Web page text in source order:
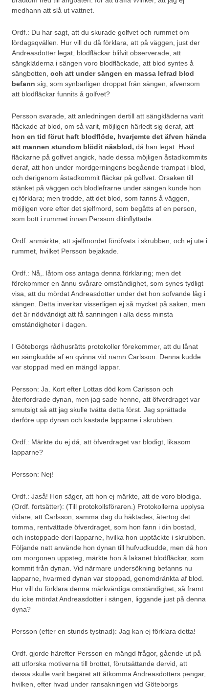
medhann att slå ut vattnet.
Ordf.: Du har sagt, att du skurade golfvet och rummet om
lördagsqvällen. Hur vill du då förklara, att på väggen, just der
Andreasdotter legat, blodfläckar blifvit observerade, att
sängkläderna i sängen voro blodfläckade, att blod syntes å
sängbotten, och att under sängen en massa lefrad blod
befann sig, som synbarligen droppat från sängen, äfvensom
att blodfläckar funnits å golfvet?
Persson svarade, att anledningen dertill att sängkläderna varit
fläckade af blod, om så varit, möjligen härledt sig deraf, att
hon en tid förut haft blodflöde, hvarjemte det äfven hända
att mannen stundom blödit näsblod, då han legat. Hvad
fläckarne på golfvet angick, hade dessa möjligen åstadkommits
deraf, att hon under mordgerningens begående trampat i blod,
och derigenom åstadkommit fläckar på golfvet. Orsaken till
stänket på väggen och blodlefrarne under sängen kunde hon
ej förklara; men trodde, att det blod, som fanns å väggen,
möjligen vore efter det sjelfmord, som begåtts af en person,
som bott i rummet innan Persson ditinflyttade.
Ordf. anmärkte, att sjelfmordet föröfvats i skrubben, och ej ute i
rummet, hvilket Persson bejakade.
Ordf.: Nå,. låtom oss antaga denna förklaring; men det
förekommer en ännu svårare omständighet, som synes tydligt
visa, att du mördat Andreasdotter under det hon sofvande låg i
sängen. Detta inverkar visserligen ej så mycket på saken, men
det är nödvändigt att få sanningen i alla dess minsta
omständigheter i dagen.
I Göteborgs rådhusrätts protokoller förekommer, att du lånat
en sängkudde af en qvinna vid namn Carlsson. Denna kudde
var stoppad med en mängd lappar.
Persson: Ja. Kort efter Lottas död kom Carlsson och
återfordrade dynan, men jag sade henne, att öfverdraget var
smutsigt så att jag skulle tvätta detta först. Jag sprättade
derföre upp dynan och kastade lapparne i skrubben.
Ordf.: Märkte du ej då, att öfverdraget var blodigt, likasom
lapparne?
Persson: Nej!
Ordf.: Jaså! Hon säger, att hon ej märkte, att de voro blodiga.
(Ordf. fortsätter): (Till protokollsföraren.) Protokollerna upplysa
vidare, att Carlsson, samma dag du häktades, återtog det
tomma, rentvättade öfverdraget, som hon fann i din bostad,
och instoppade deri lapparne, hvilka hon upptäckte i skrubben.
Följande natt använde hon dynan till hufvudkudde, men då hon
om morgonen uppsteg, märkte hon å lakanet blodfläckar, som
kommit från dynan. Vid närmare undersökning befanns nu
lapparne, hvarmed dynan var stoppad, genomdränkta af blod.
Hur vill du förklara denna märkvärdiga omständighet, så framt
du icke mördat Andreasdotter i sängen, liggande just på denna
dyna?
Persson (efter en stunds tystnad): Jag kan ej förklara detta!
Ordf. gjorde härefter Persson en mängd frågor, gående ut på
att utforska motiverna till brottet, förutsättande dervid, att
dessa skulle varit begäret att åtkomma Andreasdotters pengar,
hvilken, efter hvad under ransakningen vid Göteborgs